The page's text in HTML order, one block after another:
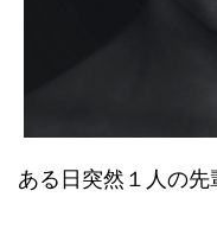
ある日突然１人の先